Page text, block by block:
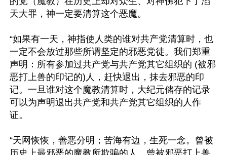
天大罪，神一定要清算这个恶魔。
“如果有一天，神指使人类的谁对共产党清算时，也
一定不会放过那些所谓坚定的邪恶党徒。我们郑重
声明：所有参加过共产党与共产党其它组织的 (被邪
恶打上兽的印记的)人，赶快退出，抹去邪恶的印
记。一旦谁对这个魔教清算时，大纪元储存的记录
可以为声明退出共产党和共产党其它组织的人作
证。
“天网恢恢，善恶分明；苦海有边，生死一念。曾被
历史上最邪恶的魔教所欺骗的人，曾被邪恶打上兽